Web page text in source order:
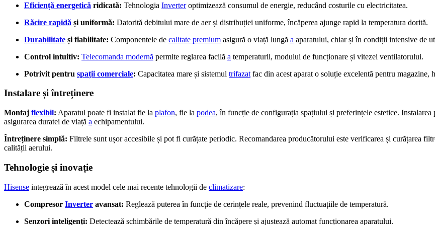
Eficiență energetică ridicată: Tehnologia Inverteroptimizează consumul de energie, reducând costurile cu electricitatea.
Răcire rapidă și uniformă: Datorită debitului mare de aer și distribuției uniforme, încăperea ajunge rapid la temperatura dorită.
Durabilitate și fiabilitate: Componentele de calitate premium asigură o viață lungă a aparatului, chiar și în condiții intensive de
Control intuitiv: Telecomanda modernă permite reglarea facilă a temperaturii, modului de funcționare și vitezei ventilatorului.
Potrivit pentru spații comerciale: Capacitatea mare și sistemul trifazat fac din acest aparat o soluție excelentă pentru magazine,
Instalare și întreținere
Montaj flexibil: Aparatul poate fi instalat fie la plafon, fie la podea, în funcție de configurația spațiului și preferințele estetice.
asigurarea duratei de viață a echipamentului.
Întreținere simplă: Filtrele sunt ușor accesibile și pot fi curățate periodic. Recomandarea producătorului este verificarea și curățarea
calității aerului.
Tehnologie și inovație
Hisense integrează în acest model cele mai recente tehnologii de climatizare:
Compresor Inverter avansat: Reglează puterea în funcție de cerințele reale, prevenind fluctuațiile de temperatură.
Senzori inteligenți: Detectează schimbările de temperatură din încăpere și ajustează automat funcționarea aparatului.